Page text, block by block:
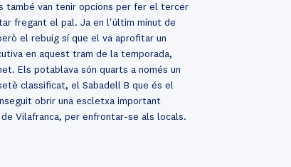
també van tenir opcions per fer el tercer
fregant el pal. Ja en l'últim minut de
el rebuig sí que el va aprofitar un
en aquest tram de la temporada,
Els potablava són quarts a només un
classificat, el Sabadell B que és el
obrir una escletxa important
Vilafranca, per enfrontar-se als locals.